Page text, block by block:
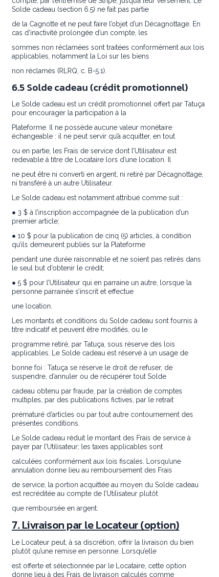
Solde cadeau (section 6.5) ne fait pas partie
de la Cagnotte et ne peut faire l’objet d’un Décagnottage. En
cas d’inactivité prolongée d’un compte, les
sommes non réclamées sont traitées conformément aux lois
applicables, notamment la Loi sur les biens
non réclamés (RLRQ, c. B-5.1).
6.5 Solde cadeau (crédit promotionnel)
Le Solde cadeau est un crédit promotionnel offert par Tatuça
pour encourager la participation à la
Plateforme. Il ne possède aucune valeur monétaire
échangeable : il ne peut servir qu’à acquitter, en tout
ou en partie, les Frais de service dont l’Utilisateur est
redevable à titre de Locataire lors d’une location. Il
ne peut être ni converti en argent, ni retiré par Décagnottage,
ni transféré à un autre Utilisateur.
Le Solde cadeau est notamment attribué comme suit :
● 3 $ à l’inscription accompagnée de la publication d’un
premier article;
● 10 $ pour la publication de cinq (5) articles, à condition
qu’ils demeurent publiés sur la Plateforme
pendant une durée raisonnable et ne soient pas retirés dans
le seul but d’obtenir le crédit;
● 5 $ pour l’Utilisateur qui en parraine un autre, lorsque la
personne parrainée s’inscrit et effectue
une location.
Les montants et conditions du Solde cadeau sont fournis à
titre indicatif et peuvent être modifiés, ou le
programme retiré, par Tatuça, sous réserve des lois
applicables. Le Solde cadeau est réservé à un usage de
bonne foi : Tatuça se réserve le droit de refuser, de
suspendre, d’annuler ou de récupérer tout Solde
cadeau obtenu par fraude, par la création de comptes
multiples, par des publications fictives, par le retrait
prématuré d’articles ou par tout autre contournement des
présentes conditions.
Le Solde cadeau réduit le montant des Frais de service à
payer par l’Utilisateur; les taxes applicables sont
calculées conformément aux lois fiscales. Lorsqu’une
annulation donne lieu au remboursement des Frais
de service, la portion acquittée au moyen du Solde cadeau
est recréditée au compte de l’Utilisateur plutôt
que remboursée en argent.
7. Livraison par le Locateur (option)
Le Locateur peut, à sa discrétion, offrir la livraison du bien
plutôt qu’une remise en personne. Lorsqu’elle
est offerte et sélectionnée par le Locataire, cette option
donne lieu à des Frais de livraison calculés comme